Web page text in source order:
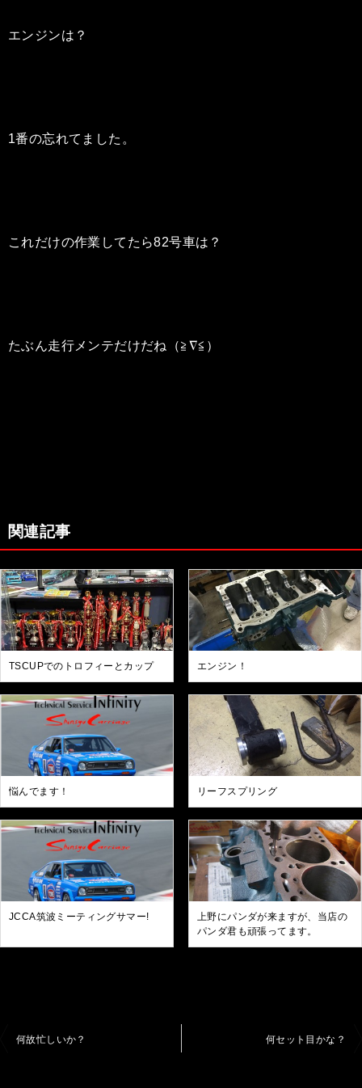
エンジンは？
1番の忘れてました。
これだけの作業してたら82号車は？
たぶん走行メンテだけだね（≧∇≦）
関連記事
TSCUPでのトロフィーとカップ エンジン！
悩んでます！ リーフスプリング
JCCA筑波ミーティングサマー!
上野にパンダが来ますが、当店の
パンダ君も頑張ってます。
何故忙しいか？ 何セット目かな？